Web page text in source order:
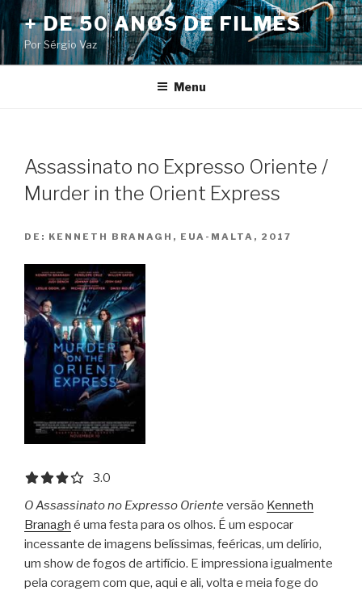
Pular
para
o
conteúdo
+ DE 50 ANOS DE FILMES
Por Sérgio Vaz
Menu
Assassinato no Expresso Oriente /
Murder in the Orient Express
DE: KENNETH BRANAGH, EUA-MALTA, 2017
3.0 out of 5.0 stars
3.0
O Assassinato no Expresso Oriente versão Kenneth
Branagh é uma festa para os olhos. É um espocar
incessante de imagens belíssimas, feéricas, um delírio,
um show de fogos de artifício. E impressiona igualmente
pela coragem com que, aqui e ali, volta e meia foge do